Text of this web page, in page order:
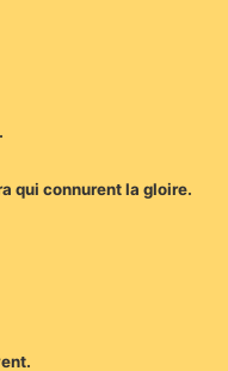
qui connurent la gloire.